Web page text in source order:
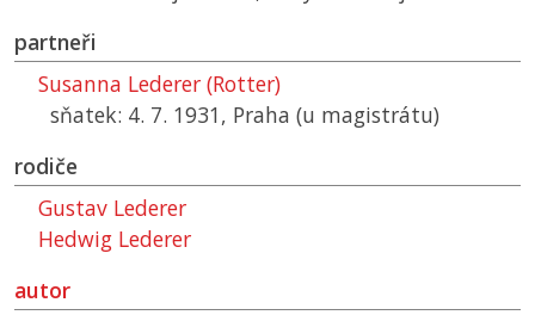
partneři
Susanna Lederer (Rotter)
sňatek: 4. 7. 1931, Praha (u magistrátu)
rodiče
Gustav Lederer
Hedwig Lederer
autor